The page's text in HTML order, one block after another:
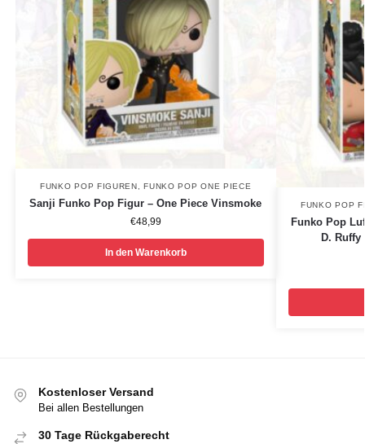
FUNKO POP FIGUREN ,FUNKO POP ONE PIECE
Sanji Funko Pop Figur – One Piece Vinsmoke
€48,99
In den Warenkorb
FUNKO POP
Funko Pop
D.
Kostenloser Versand
Bei allen Bestellungen
30 Tage Rückgaberecht